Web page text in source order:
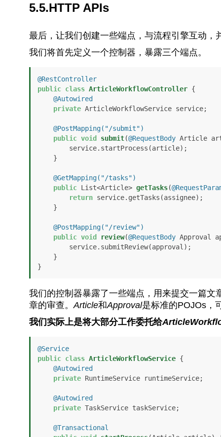
5.5.HTTP APIs
最后，让我们创建一些端点，与流程引擎互动，
我们将首先定义一个控制器，暴露三个端点。
@RestController
public class ArticleWorkflowController {
@Autowired
private ArticleWorkflowService service;
@PostMapping("/submit")
public void submit(@RequestBody Article
@GetMapping("/tasks")
public List<Article> getTasks(
return service.getTasks(assignee);
@PostMapping("/review")
public void review(@RequestBody Approval
}
我们的控制器暴露了一些端点，用来提交一篇
章的审查。Article和Approval是标准的POJOs，
我们实际上是将大部分工作委托给
@Service
public class ArticleWorkflowService {
@Autowired
private RuntimeService runtimeService;
@Autowired
private TaskService taskService;
@Transactional